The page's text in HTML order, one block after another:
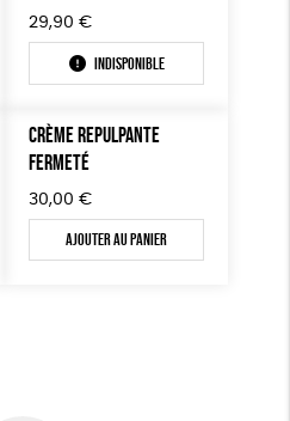
29,90 €
Indisponible
CRÈME REPULPANTE
FERMETÉ
30,00 €
Ajouter au panier